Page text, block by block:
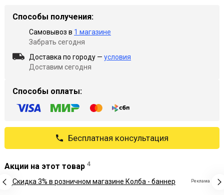
Способы получения:
Самовывоз в 1 магазине
Забрать сегодня
Доставка по городу — условия
Доставим сегодня
Способы оплаты:
Бесплатная консультация
Акции на этот товар 4
Реклама